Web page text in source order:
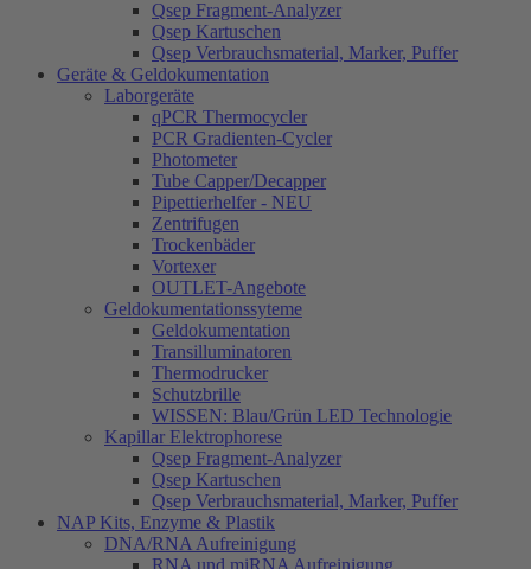
Qsep Fragment-Analyzer
Qsep Kartuschen
Qsep Verbrauchsmaterial, Marker, Puffer
Geräte & Geldokumentation
Laborgeräte
qPCR Thermocycler
PCR Gradienten-Cycler
Photometer
Tube Capper/Decapper
Pipettierhelfer - NEU
Zentrifugen
Trockenbäder
Vortexer
OUTLET-Angebote
Geldokumentationssyteme
Geldokumentation
Transilluminatoren
Thermodrucker
Schutzbrille
WISSEN: Blau/Grün LED Technologie
Kapillar Elektrophorese
Qsep Fragment-Analyzer
Qsep Kartuschen
Qsep Verbrauchsmaterial, Marker, Puffer
NAP Kits, Enzyme & Plastik
DNA/RNA Aufreinigung
RNA und miRNA Aufreinigung